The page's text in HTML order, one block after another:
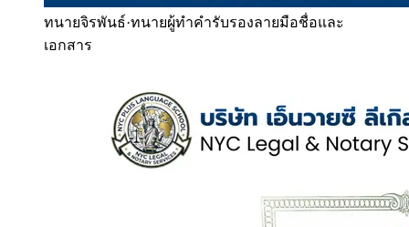
ทนายจิรพันธ์·ทนายผู้ทำคำรับรองลายมือชื่อและ
เอกสาร